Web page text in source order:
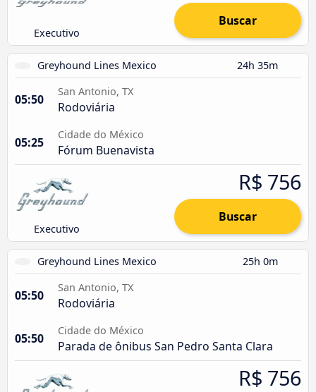
Executivo
Buscar
Greyhound Lines Mexico 24h 35m
05:50
San Antonio, TX
Rodoviária
05:25
Cidade do México
Fórum Buenavista
Executivo
R$ 756
Buscar
Greyhound Lines Mexico 25h 0m
05:50
San Antonio, TX
Rodoviária
05:50
Cidade do México
Parada de ônibus San Pedro Santa Clara
R$ 756